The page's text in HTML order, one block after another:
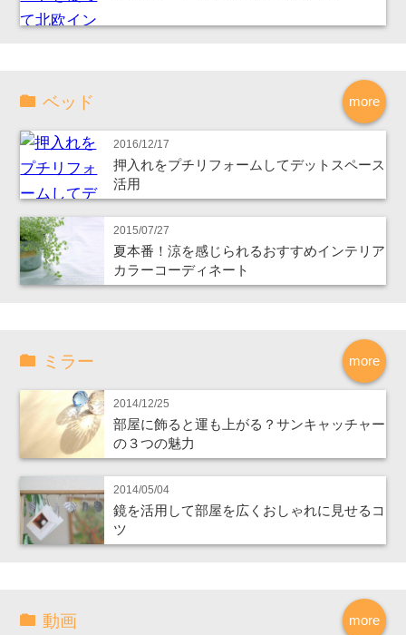
more
ベッド
2016/12/17
押入れをプチリフォームしてデットスペース
活用
2015/07/27
夏本番！涼を感じられるおすすめインテリア
カラーコーディネート
more
ミラー
2014/12/25
部屋に飾ると運も上がる？サンキャッチャー
の３つの魅力
2014/05/04
鏡を活用して部屋を広くおしゃれに見せるコ
ツ
more
動画